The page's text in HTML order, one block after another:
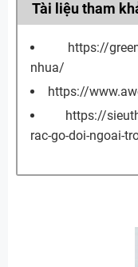
Tài liệu tham
https://
nhua/
https://
https://
rac-go-doi-ngoai-